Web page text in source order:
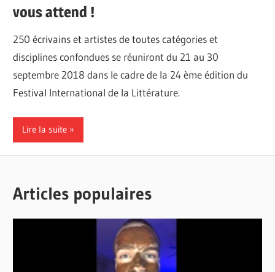
vous attend !
250 écrivains et artistes de toutes catégories et
disciplines confondues se réuniront du 21 au 30
septembre 2018 dans le cadre de la 24 ème édition du
Festival International de la Littérature.
Lire la suite
Articles populaires